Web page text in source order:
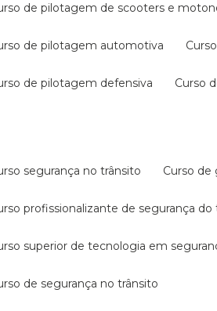
de pilotagem de scooters e
de pilotagem automotiva
de pilotagem defensiva curso
segurança no trânsito curso
profissionalizante de segurança do
superior de tecnologia em
de segurança no trânsito